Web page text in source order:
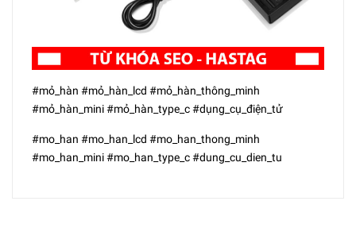
#mỏ_hàn #mỏ_hàn_lcd #mỏ_hàn_thông_minh
#mỏ_hàn_mini #mỏ_hàn_type_c #dụng_cụ_điện_tử
#mo_han #mo_han_lcd #mo_han_thong_minh
#mo_han_mini #mo_han_type_c #dung_cu_dien_tu